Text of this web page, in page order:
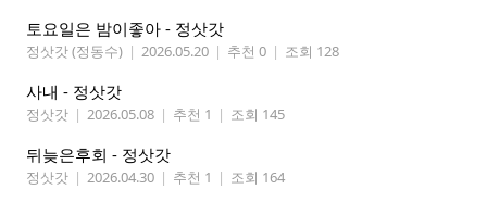
토요일은 밤이좋아 - 정삿갓
정삿갓 (정동수) | 2026.05.20 | 추천 0 | 조회 128
사내 - 정삿갓
정삿갓 | 2026.05.08 | 추천 1 | 조회 145
뒤늦은후회 - 정삿갓
정삿갓 | 2026.04.30 | 추천 1 | 조회 164